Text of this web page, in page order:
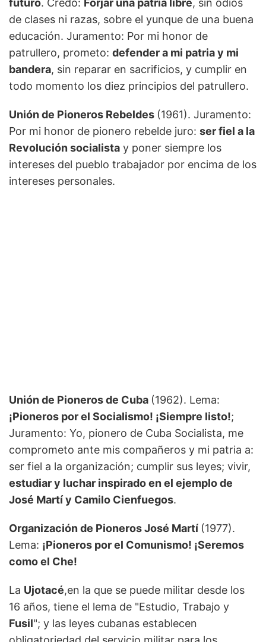
de clases ni razas, sobre el yunque de una buena
educación. Juramento: Por mi honor de
patrullero, prometo: defender a mi patria y mi
bandera, sin reparar en sacrificios, y cumplir en
todo momento los diez principios del patrullero.
Unión de Pioneros Rebeldes (1961). Juramento:
Por mi honor de pionero rebelde juro: ser fiel a la
Revolución socialista y poner siempre los
intereses del pueblo trabajador por encima de los
intereses personales.
Unión de Pioneros de Cuba (1962). Lema:
¡Pioneros por el Socialismo! ¡Siempre listo!;
Juramento: Yo, pionero de Cuba Socialista, me
comprometo ante mis compañeros y mi patria a:
ser fiel a la organización; cumplir sus leyes; vivir,
estudiar y luchar inspirado en el ejemplo de
José Martí y Camilo Cienfuegos.
Organización de Pioneros José Martí (1977).
Lema: ¡Pioneros por el Comunismo! ¡Seremos
como el Che!
La Ujotacé,en la que se puede militar desde los
16 años, tiene el lema de "Estudio, Trabajo y
Fusil"; y las leyes cubanas establecen